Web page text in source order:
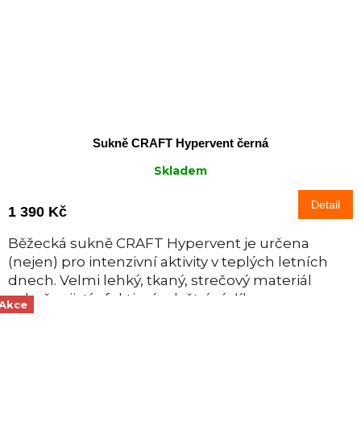
Sukně CRAFT Hypervent černá
Skladem
1 390 Kč Detail
Běžecká sukně CRAFT Hypervent je určena
(nejen) pro intenzivní aktivity v teplých letních
dnech. Velmi lehký, tkaný, strečový materiál
sukně zajistí efektivní odvětrání díky...